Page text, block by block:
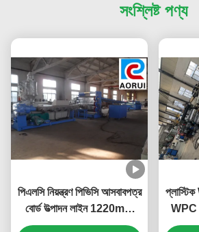
সংশ্লিষ্ট পণ্য
পিএলসি নিয়ন্ত্রণ পিভিসি আসবাবপত্র
বোর্ড উত্পাদন লাইন 1220mm
পিভিসি ফোম শীট উত্পাদন মেশিন
WPC
মেশিন